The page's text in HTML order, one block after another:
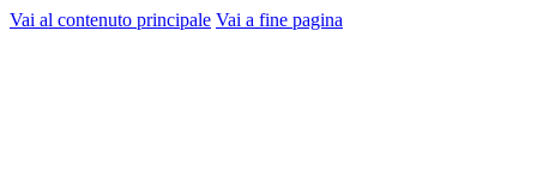
Vai al contenuto principale Vai a fine pagina